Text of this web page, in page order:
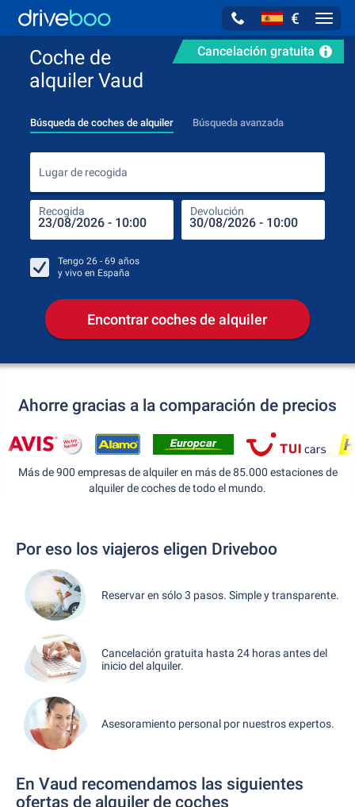
€
Cancelación gratuita
Coche de
alquiler Vaud
Búsqueda de coches de alquiler Búsqueda avanzada
Lugar de recogida
Recogida Devolución
Tengo 26 - 69 años
y vivo en España
Encontrar coches de alquiler
Ahorre gracias a la comparación de precios
Más de 900 empresas de alquiler en más de 85.000 estaciones de
alquiler de coches de todo el mundo.
Por eso los viajeros eligen Driveboo
Reservar en sólo 3 pasos. Simple y transparente.
Cancelación gratuita hasta 24 horas antes del
inicio del alquiler.
Asesoramiento personal por nuestros expertos.
En Vaud recomendamos las siguientes
ofertas de alquiler de coches